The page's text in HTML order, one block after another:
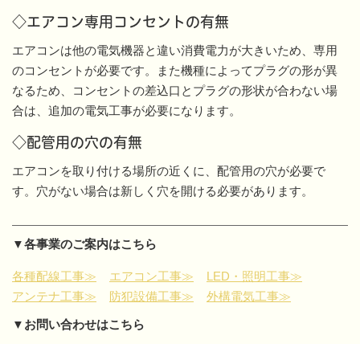
◇エアコン専用コンセントの有無
エアコンは他の電気機器と違い消費電力が大きいため、専用
のコンセントが必要です。また機種によってプラグの形が異
なるため、コンセントの差込口とプラグの形状が合わない場
合は、追加の電気工事が必要になります。
◇配管用の穴の有無
エアコンを取り付ける場所の近くに、配管用の穴が必要で
す。穴がない場合は新しく穴を開ける必要があります。
▼各事業のご案内はこちら
各種配線工事≫ エアコン工事≫
LED・照明工事≫
アンテナ工事≫
防犯設備工事≫ 外構電気工事≫
▼お問い合わせはこちら